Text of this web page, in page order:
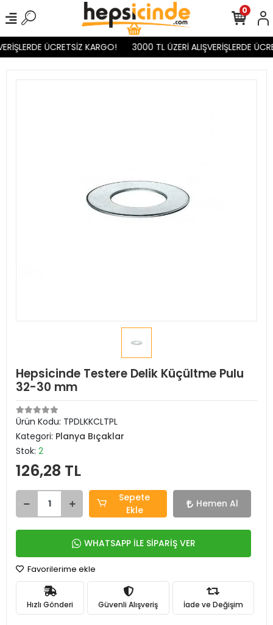
ÜCRETSİZ KARGO! 3000 TL ÜZERİ ALIŞVERİŞLERDE
0
Hepsicinde Testere Delik Küçültme Pulu
32-30 mm
Ürün Kodu: TPDLKKCLTPL
Kategori: Planya Bıçaklar
Stok: 2
126,28 TL
Sepete
Ekle
Hemen Al
WHATSAPP İLE SİPARİŞ VER
Favorilerime ekle
Hızlı Gönderi Güvenli Alışveriş İade ve Değişim